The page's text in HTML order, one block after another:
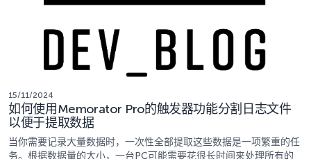
15/11/2024
如何使用Memorator Pro的触发器功能分割日志文件
以便于提取数据
当你需要记录大量数据时，一次性全部提取这些数据是一项繁重的任
务。根据数据量的大小，一台PC可能需要花很长时间来处理所有的